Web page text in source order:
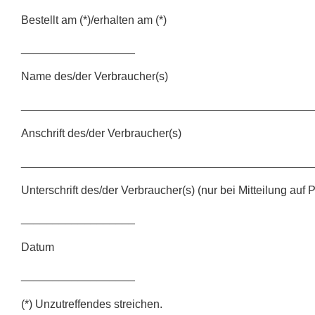
Bestellt am (*)/erhalten am (*)
Name des/der Verbraucher(s)
Anschrift des/der Verbraucher(s)
Unterschrift des/der Verbraucher(s) (nur bei Mitteilung auf
Datum
(*) Unzutreffendes streichen.